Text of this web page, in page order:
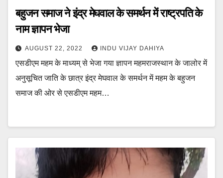
बहुजन समाज ने इंद्र मेघवाल के समर्थन में राष्ट्रपति के
नाम ज्ञापन भेजा
AUGUST 22, 2022 INDU VIJAY DAHIYA
एसडीएम महम के माध्यम् से भेजा गया ज्ञापन महमराजस्थान के जालोर में
अनुसूचित जाति के छात्र इंद्र मेघवाल के समर्थन में महम के बहुजन
समाज की ओर से एसडीएम महम…